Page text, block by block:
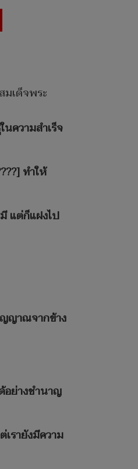
มเด็จพระ
ความสำเร็จ
ทำให้
แต่ก็แฝงไป
ญญาณจากข้าง
อย่างชำนาญ
เรายังมีความ